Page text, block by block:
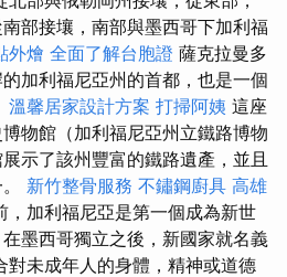
部接壤，南部與墨西哥下加利福
外燴 全面了解台胞證 薩克拉曼多
加利福尼亞州的首都，也是一個
溫馨居家設計方案 打掃阿姨 這座
物館（加利福尼亞州立鐵路博物
示了該州豐富的鐵路遺產，並且
新竹整骨服務 不鏽鋼廚具 高雄
，加利福尼亞是第一個成為新世
墨西哥獨立之後，新國家就名義
對未成年人的身體，精神或道德